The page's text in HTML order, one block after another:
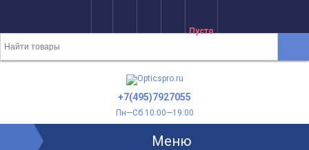
Пусто
+7(495)7927055
Пн—Сб 10:00—19:00
Меню